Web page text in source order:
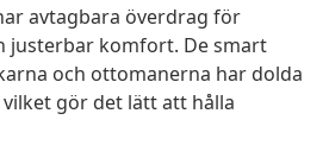
avtagbara överdrag för
justerbar komfort. De smart
och ottomanerna har dolda
gör det lätt att hålla